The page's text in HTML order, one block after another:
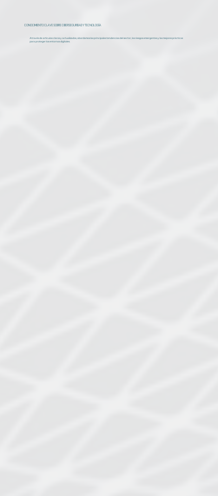
CONOCIMIENTO CLAVE SOBRE CIBERSEGURIDAD Y TECNOLOGÍA
A través de artículos claros y actualizados, abordamos las principales tendencias del sector, los riesgos emergentes y las mejores prácticas
para proteger los entornos digitales.